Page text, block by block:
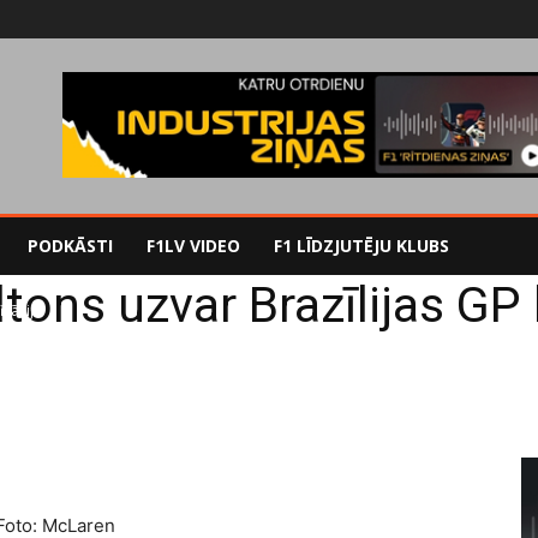
PODKĀSTI F1LV VIDEO F1 LĪDZJUTĒJU KLUBS
uzvar Brazīlijas